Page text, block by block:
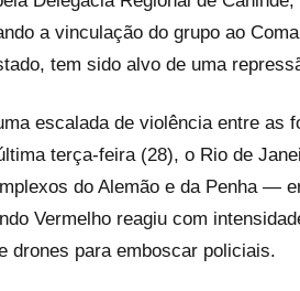
a vinculação do grupo ao
tem sido alvo de uma
escalada de violência entre as
terça-feira (28), o Rio de
do Alemão e da Penha —
Vermelho reagiu com
drones para emboscar policiais.